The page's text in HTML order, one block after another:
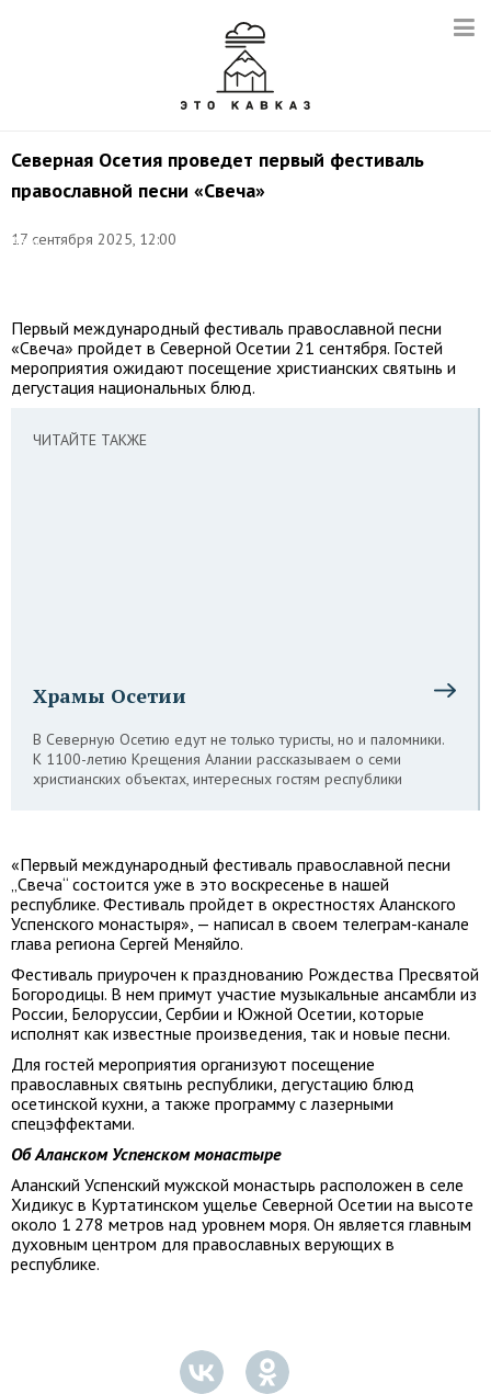
Северная Осетия проведет первый фестиваль
православной песни «Свеча»
17 сентября 2025, 12:00
Фото:
Анна
Первый международный фестиваль православной песни
«Свеча» пройдет в Северной Осетии 21 сентября. Гостей
мероприятия ожидают посещение христианских святынь и
дегустация национальных блюд.
ЧИТАЙТЕ ТАКЖЕ
Храмы Осетии
В Северную Осетию едут не только туристы, но и паломники.
К 1100-летию Крещения Алании рассказываем о семи
христианских объектах, интересных гостям республики
«Первый международный фестиваль православной песни
„Свеча“ состоится уже в это воскресенье в нашей
республике. Фестиваль пройдет в окрестностях Аланского
Успенского монастыря», — написал в своем телеграм-канале
глава региона Сергей Меняйло.
Фестиваль приурочен к празднованию Рождества Пресвятой
Богородицы. В нем примут участие музыкальные ансамбли из
России, Белоруссии, Сербии и Южной Осетии, которые
исполнят как известные произведения, так и новые песни.
Для гостей мероприятия организуют посещение
православных святынь республики, дегустацию блюд
осетинской кухни, а также программу с лазерными
спецэффектами.
Об Аланском Успенском монастыре
Аланский Успенский мужской монастырь расположен в селе
Хидикус в Куртатинском ущелье Северной Осетии на высоте
около 1 278 метров над уровнем моря. Он является главным
духовным центром для православных верующих в
республике.